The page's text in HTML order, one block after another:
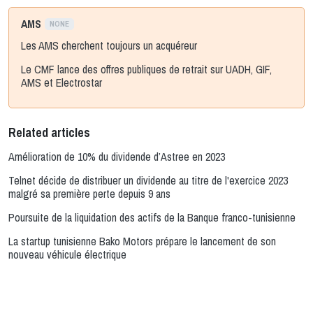
AMS NONE
Les AMS cherchent toujours un acquéreur
Le CMF lance des offres publiques de retrait sur UADH, GIF,
AMS et Electrostar
Related articles
Amélioration de 10% du dividende d’Astree en 2023
Telnet décide de distribuer un dividende au titre de l'exercice 2023
malgré sa première perte depuis 9 ans
Poursuite de la liquidation des actifs de la Banque franco-tunisienne
La startup tunisienne Bako Motors prépare le lancement de son
nouveau véhicule électrique